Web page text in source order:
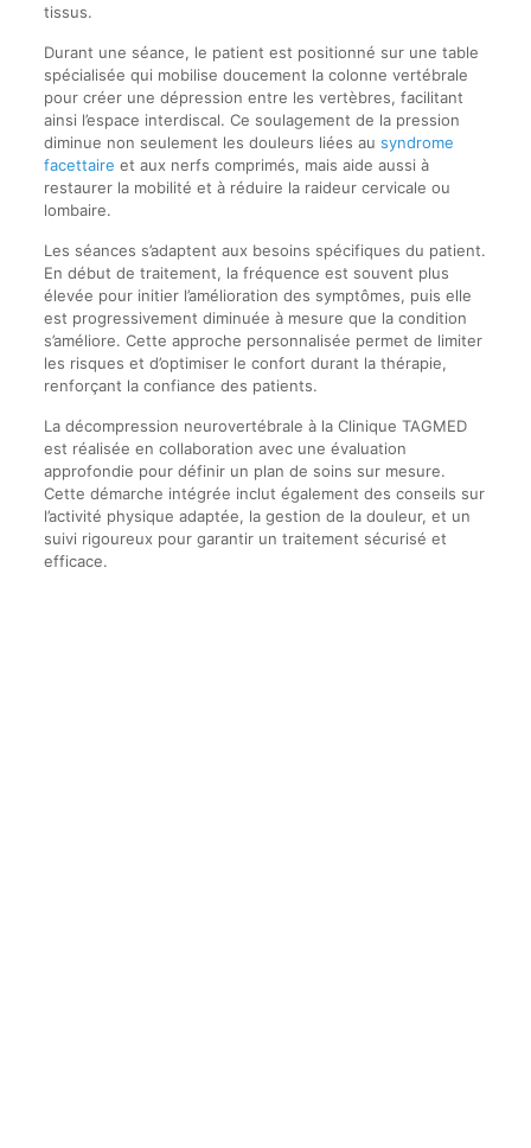
tissus.
Durant une séance, le patient est positionné sur une table
spécialisée qui mobilise doucement la colonne vertébrale
pour créer une dépression entre les vertèbres, facilitant
ainsi l’espace interdiscal. Ce soulagement de la pression
diminue non seulement les douleurs liées au syndrome
facettaire et aux nerfs comprimés, mais aide aussi à
restaurer la mobilité et à réduire la raideur cervicale ou
lombaire.
Les séances s’adaptent aux besoins spécifiques du patient.
En début de traitement, la fréquence est souvent plus
élevée pour initier l’amélioration des symptômes, puis elle
est progressivement diminuée à mesure que la condition
s’améliore. Cette approche personnalisée permet de limiter
les risques et d’optimiser le confort durant la thérapie,
renforçant la confiance des patients.
La décompression neurovertébrale à la Clinique TAGMED
est réalisée en collaboration avec une évaluation
approfondie pour définir un plan de soins sur mesure.
Cette démarche intégrée inclut également des conseils sur
l’activité physique adaptée, la gestion de la douleur, et un
suivi rigoureux pour garantir un traitement sécurisé et
efficace.